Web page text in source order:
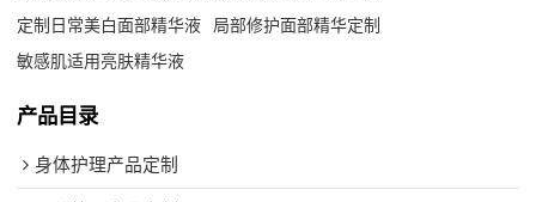
定制日常美白面部精华液
局部修护面部精华定制
敏感肌适用亮肤精华液
产品目录
身体护理产品定制